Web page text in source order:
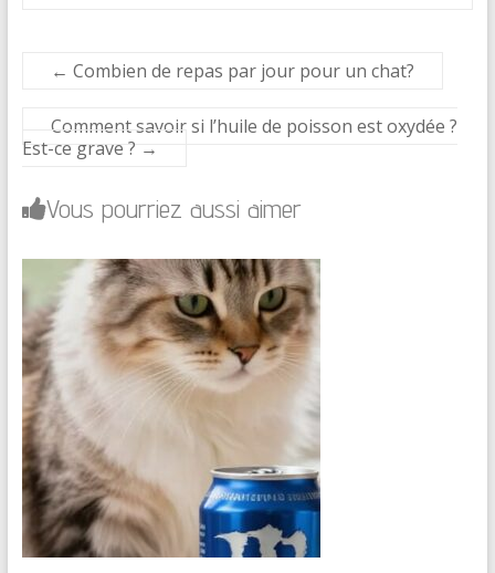
← Combien de repas par jour pour un chat?
Comment savoir si l’huile de poisson est oxydée ?
Est-ce grave ? →
Vous pourriez aussi aimer